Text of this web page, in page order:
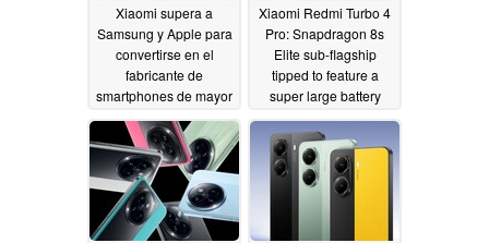
Xiaomi supera a
Samsung y Apple para
convertirse en el
fabricante de
smartphones de mayor
01/14/2025
Xiaomi Redmi Turbo 4
Pro: Snapdragon 8s
Elite sub-flagship
tipped to feature a
super large battery
01/14/2025